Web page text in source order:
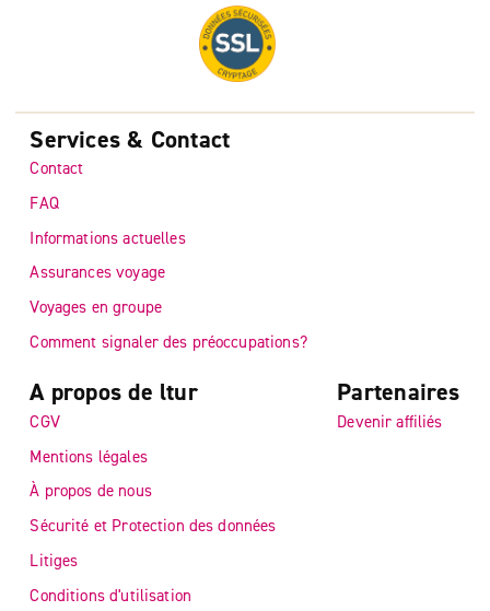
Services & Contact
Contact
FAQ
Informations actuelles
Assurances voyage
Voyages en groupe
Comment signaler des préoccupations?
A propos de ltur
CGV
Mentions légales
À propos de nous
Sécurité et Protection des données
Litiges
Conditions d'utilisation
Partenaires
Devenir affiliés